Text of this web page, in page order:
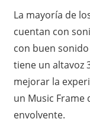
La mayoría de
cuentan con
con buen
tiene un altavoz
mejorar la
un Music Frame
envolvente.